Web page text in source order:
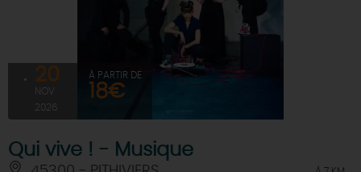
20
2026
À PARTIR DE
18€
Qui vive ! - Musique